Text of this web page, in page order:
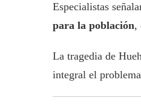
Especialistas
para la población,
La tragedia de
integral el